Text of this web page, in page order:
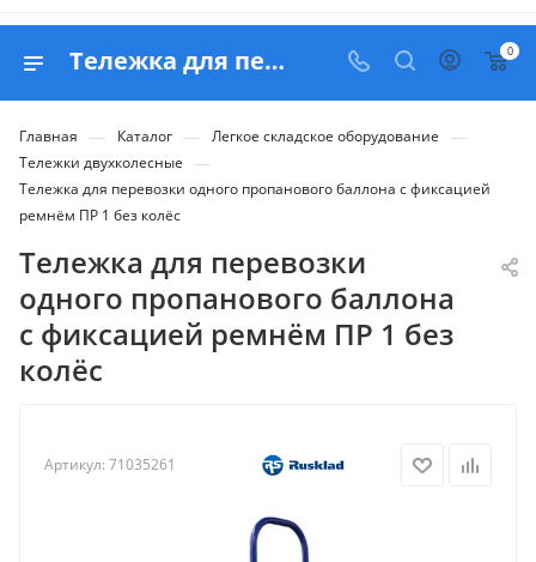
Тележка для перевозки одного пропанового баллона с фиксацией ремнём ПР 1 без колёс - продажа в Белапекс 0
Главная — Каталог — Легкое складское оборудование —
Тележки двухколесные —
Тележка для перевозки одного пропанового баллона с фиксацией
ремнём ПР 1 без колёс
Тележка для перевозки
одного пропанового баллона
с фиксацией ремнём ПР 1 без
колёс
Артикул: 71035261